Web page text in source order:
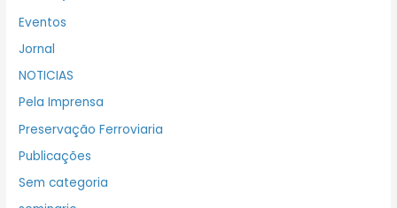
Eventos
Jornal
NOTICIAS
Pela Imprensa
Preservação Ferroviaria
Publicações
Sem categoria